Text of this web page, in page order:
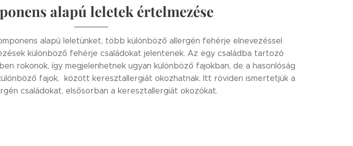
alapú leletek értelmezése
alapú leletünket, több különböző allergén fehérje elnevezéssel
különböző fehérje családokat jelentenek. Az egy családba tartozó
rokonok, így megjelenhetnek ugyan különböző fajokban, de a hasonlóság
fajok, között keresztallergiát okozhatnak. Itt röviden ismertetjük a
családokat, elsősorban a keresztallergiát okozókat.